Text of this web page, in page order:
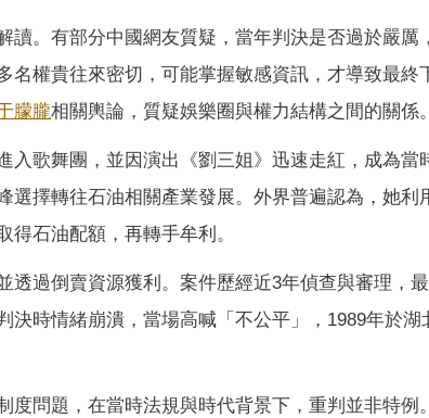
。有部分中國網友質疑，當年判決是否過於嚴厲
名權貴往來密切，可能掌握敏感資訊，才導致最終
朦朧相關輿論，質疑娛樂圈與權力結構之間的關係
歌舞團，並因演出《劉三姐》迅速走紅，成為當
選擇轉往石油相關產業發展。外界普遍認為，她利
石油配額，再轉手牟利。
過倒賣資源獲利。案件歷經近3年偵查與審理，
時情緒崩潰，當場高喊「不公平」，1989年於湖
問題，在當時法規與時代背景下，重判並非特例